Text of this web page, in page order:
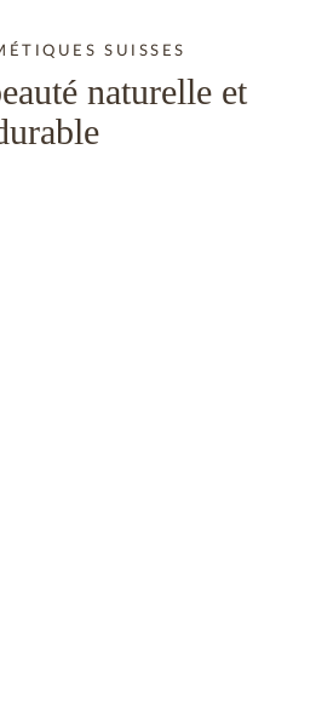
SUISSES
naturelle et